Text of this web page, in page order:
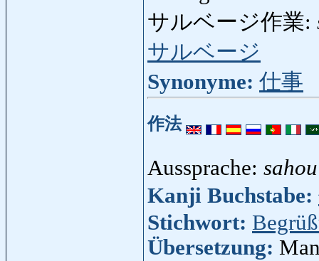
サルベージ作業:
サルベージ
Synonyme: 仕事
作法
Aussprache: sahou
Kanji Buchstabe:
Stichwort:
Übersetzung: